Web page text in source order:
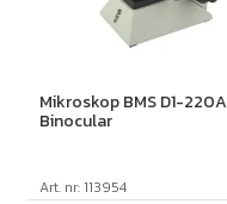
Mikroskop BMS D1-220A
Binocular
Art. nr: 113954